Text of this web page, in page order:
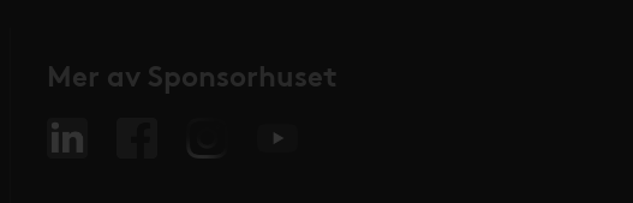
Mer av Sponsorhuset